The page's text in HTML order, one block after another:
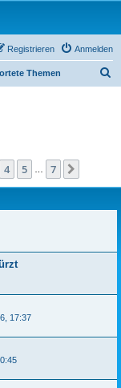
Anmelden
Registrieren
Themen
4 5 7
17:37